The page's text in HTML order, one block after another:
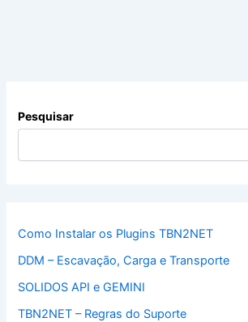
Pesquisar
Como Instalar os Plugins TBN2NET
DDM – Escavação, Carga e Transporte
SOLIDOS API e GEMINI
TBN2NET – Regras do Suporte